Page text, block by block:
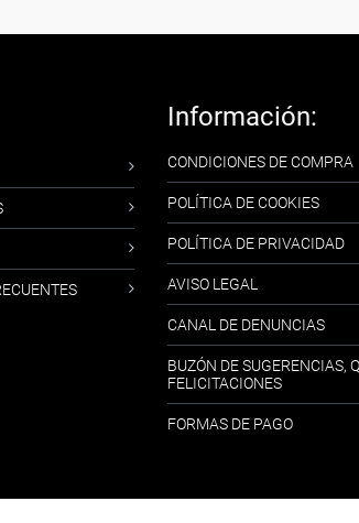
Información:
CONDICIONES DE COMPRA
POLÍTICA DE COOKIES
POLÍTICA DE PRIVACIDAD
AVISO LEGAL
CANAL DE DENUNCIAS
BUZÓN DE SUGERENCIAS,
FELICITACIONES
FORMAS DE PAGO